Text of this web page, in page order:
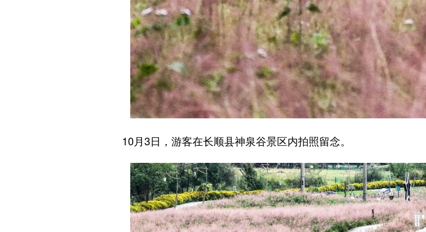
10月3日，游客在长顺县神泉谷景区内拍照留念。